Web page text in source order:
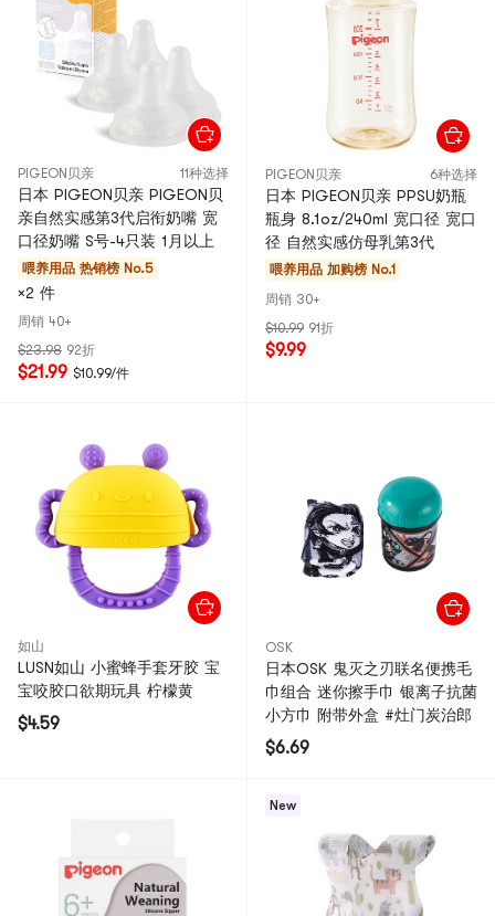
PIGEON贝亲 11种选择
日本 PIGEON贝亲 PIGEON贝
亲自然实感第3代启衔奶嘴 宽
口径奶嘴 S号-4只装 1月以上
喂养用品 热销榜 No.5
×2 件
周销 40+
$23.98 92折
$21.99 $10.99/件
PIGEON贝亲 6种选择
日本 PIGEON贝亲 PPSU奶瓶
瓶身 8.1oz/240ml 宽口径 宽口
径 自然实感仿母乳第3代
喂养用品 加购榜 No.1
周销 30+
$10.99 91折
$9.99
如山
LUSN如山 小蜜蜂手套牙胶 宝
宝咬胶口欲期玩具 柠檬黄
$4.59
OSK
日本OSK 鬼灭之刃联名便携毛
巾组合 迷你擦手巾 银离子抗菌
小方巾 附带外盒 #灶门炭治郎
$6.69
New